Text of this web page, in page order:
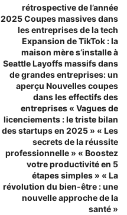
rétrospective de l’année
2025 Coupes massives dans
les entreprises de la tech
Expansion de TikTok : la
maison mère s’installe à
Seattle Layoffs massifs dans
de grandes entreprises: un
aperçu Nouvelles coupes
dans les effectifs des
entreprises « Vagues de
licenciements : le triste bilan
des startups en 2025 » « Les
secrets de la réussite
professionnelle » « Boostez
votre productivité en 5
étapes simples » « La
révolution du bien-être : une
nouvelle approche de la
santé »